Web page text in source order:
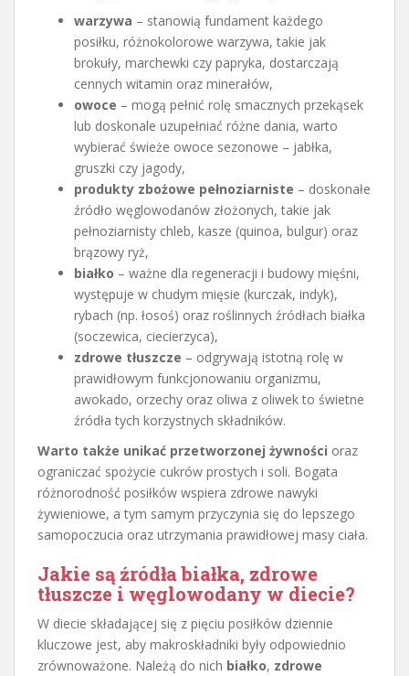
warzywa – stanowią fundament każdego
posiłku, różnokolorowe warzywa, takie jak
brokuły, marchewki czy papryka, dostarczają
cennych witamin oraz minerałów,
owoce – mogą pełnić rolę smacznych przekąsek
lub doskonale uzupełniać różne dania, warto
wybierać świeże owoce sezonowe – jabłka,
gruszki czy jagody,
produkty zbożowe pełnoziarniste – doskonałe
źródło węglowodanów złożonych, takie jak
pełnoziarnisty chleb, kasze (quinoa, bulgur) oraz
brązowy ryż,
białko – ważne dla regeneracji i budowy mięśni,
występuje w chudym mięsie (kurczak, indyk),
rybach (np. łosoś) oraz roślinnych źródłach białka
(soczewica, ciecierzyca),
zdrowe tłuszcze – odgrywają istotną rolę w
prawidłowym funkcjonowaniu organizmu,
awokado, orzechy oraz oliwa z oliwek to świetne
źródła tych korzystnych składników.
Warto także unikać przetworzonej żywności oraz
ograniczać spożycie cukrów prostych i soli. Bogata
różnorodność posiłków wspiera zdrowe nawyki
żywieniowe, a tym samym przyczynia się do lepszego
samopoczucia oraz utrzymania prawidłowej masy ciała.
Jakie są źródła białka, zdrowe
tłuszcze i węglowodany w diecie?
W diecie składającej się z pięciu posiłków dziennie
kluczowe jest, aby makroskładniki były odpowiednio
zrównoważone. Należą do nich białko, zdrowe